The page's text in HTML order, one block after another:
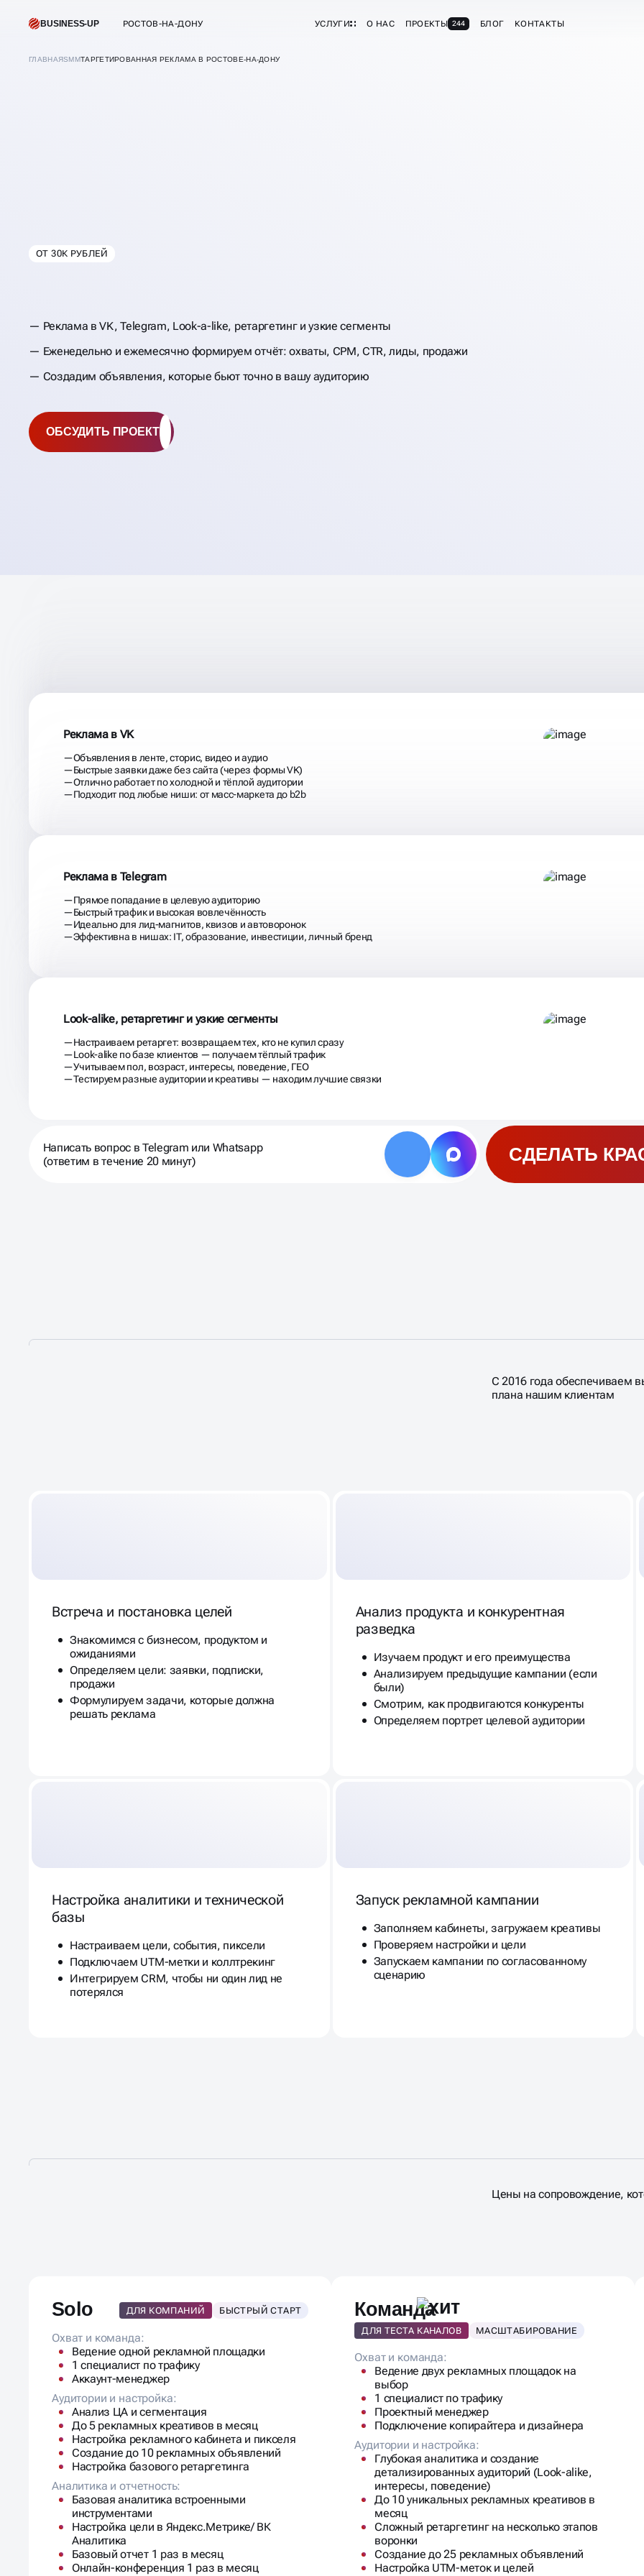
BUSINESS-UP РОСТОВ-НА-ДОНУ УСЛУГИ О НАС ПРОЕКТЫ 244 БЛОГ КОНТАКТЫ
ГЛАВНАЯSMMТАРГЕТИРОВАННАЯ РЕКЛАМА В РОСТОВЕ-НА-ДОНУ
НАСТРОЙКА
ТАРГЕТИРОВАННОЙ
РЕКЛАМЫ
ОТ 30К РУБЛЕЙ
Реклама в VK, Telegram, Look-a-like, ретаргетинг и узкие сегменты
Еженедельно и ежемесячно формируем отчёт: охваты, CPM, CTR, лиды, продажи
Создадим объявления, которые бьют точно в вашу аудиторию
ОБСУДИТЬ ПРОЕКТ
Реклама в VK
Объявления в ленте, сторис, видео и аудио
Быстрые заявки даже без сайта (через формы VK)
Отлично работает по холодной и тёплой аудитории
Подходит под любые ниши: от масс-маркета до b2b
Реклама в Telegram
Прямое попадание в целевую аудиторию
Быстрый трафик и высокая вовлечённость
Идеально для лид-магнитов, квизов и автоворонок
Эффективна в нишах: IT, образование, инвестиции, личный бренд
Look-alike, ретаргетинг и узкие сегменты
Настраиваем ретаргет: возвращаем тех, кто не купил сразу
Look-alike по базе клиентов — получаем тёплый трафик
Учитываем пол, возраст, интересы, поведение, ГЕО
Тестируем разные аудитории и креативы — находим лучшие связки
Написать вопрос в Telegram или Whatsapp
(ответим в течение 20 минут)
СДЕЛАТЬ
С 2016 года обеспечиваем
плана нашим клиентам
Встреча и постановка целей
Знакомимся с бизнесом, продуктом и
ожиданиями
Определяем цели: заявки, подписки,
продажи
Формулируем задачи, которые должна
решать реклама
Анализ продукта и конкурентная
разведка
Изучаем продукт и его преимущества
Анализируем предыдущие кампании (если
были)
Смотрим, как продвигаются конкуренты
Определяем портрет целевой аудитории
Настройка аналитики и технической
базы
Настраиваем цели, события, пиксели
Подключаем UTM-метки и коллтрекинг
Интегрируем CRM, чтобы ни один лид не
потерялся
Запуск рекламной кампании
Заполняем кабинеты, загружаем креативы
Проверяем настройки и цели
Запускаем кампании по согласованному
сценарию
Цены на сопровождение,
Solo ДЛЯ КОМПАНИЙ БЫСТРЫЙ СТАРТ
Охват и команда:
Ведение одной рекламной площадки
1 специалист по трафику
Аккаунт-менеджер
Аудитории и настройка:
Анализ ЦА и сегментация
До 5 рекламных креативов в месяц
Настройка рекламного кабинета и пикселя
Создание до 10 рекламных объявлений
Настройка базового ретаргетинга
Аналитика и отчетность:
Базовая аналитика встроенными
инструментами
Настройка цели в Яндекс.Метрике/ ВК
Аналитика
Базовый отчет 1 раз в месяц
Онлайн-конференция 1 раз в месяц
Команда
ДЛЯ ТЕСТА КАНАЛОВ МАСШТАБИРОВАНИЕ
Охват и команда:
Ведение двух рекламных площадок на
выбор
1 специалист по трафику
Проектный менеджер
Подключение копирайтера и дизайнера
Аудитории и настройка:
Глубокая аналитика и создание
детализированных аудиторий (Look-alike,
интересы, поведение)
До 10 уникальных рекламных креативов в
месяц
Сложный ретаргетинг на несколько этапов
воронки
Создание до 25 рекламных объявлений
Настройка UTM-меток и целей